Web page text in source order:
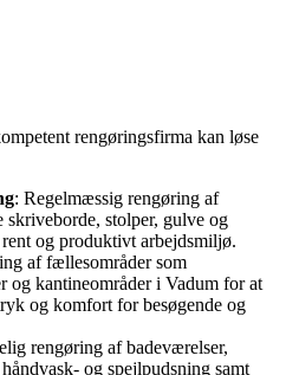
rengøringsfirma kan løse
: Regelmæssig rengøring af
skriveborde, stolper, gulve og
og produktivt arbejdsmiljø.
af fællesområder som
og kantineområder i Vadum for at
og komfort for besøgende og
rengøring af badeværelser,
og spejlpudsning samt